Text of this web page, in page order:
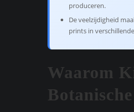
produceren.
De veelzijdigheid
prints in
Waarom